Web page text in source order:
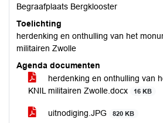
Begraafplaats Bergklooster
Toelichting
herdenking en onthulling van het
militairen Zwolle
Agenda documenten
herdenking en onthulling van
KNIL militairen Zwolle.docx
16 KB
uitnodiging.JPG 820 KB